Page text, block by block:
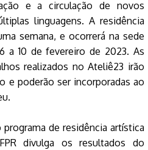
e a circulação de novos
linguagens. A residência
semana, e ocorrerá na sede
a 10 de fevereiro de 2023. As
realizados no Ateliê23 irão
e poderão ser incorporadas ao
de residência artística
divulga os resultados do